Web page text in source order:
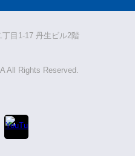
目1-17 丹生ビル2階
All Rights Reserved.